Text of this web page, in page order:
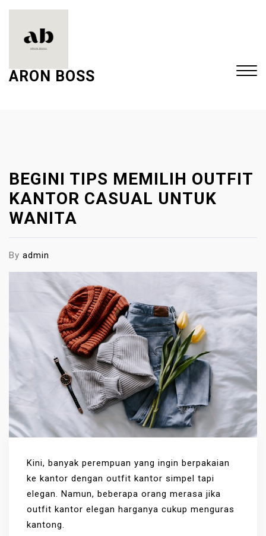
ARON BOSS
BEGINI TIPS MEMILIH OUTFIT
KANTOR CASUAL UNTUK
WANITA
By admin
Kini, banyak perempuan yang ingin berpakaian
ke kantor dengan outfit kantor simpel tapi
elegan. Namun, beberapa orang merasa jika
outfit kantor elegan harganya cukup menguras
kantong.